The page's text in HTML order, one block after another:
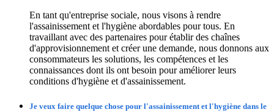
En tant qu'entreprise sociale, nous visons à rendre
l'assainissement et l'hygiène abordables pour tous. En
travaillant avec des partenaires pour établir des chaînes
d'approvisionnement et créer une demande, nous donnons aux
consommateurs les solutions, les compétences et les
connaissances dont ils ont besoin pour améliorer leurs
conditions d'hygiène et d'assainissement.
Je veux faire quelque chose pour l'assainissement et l'hygiène dans le